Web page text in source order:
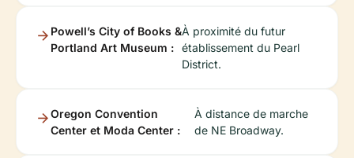
Powell’s City of Books &
Portland Art Museum :
À proximité du futur
établissement du Pearl
District.
Oregon Convention
Center et Moda Center :
À distance de marche
de NE Broadway.